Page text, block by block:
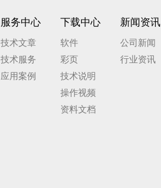
服务中心
技术文章
技术服务
应用案例
下载中心
软件
彩页
技术说明
操作视频
资料文档
新闻资讯
公司新闻
行业资讯